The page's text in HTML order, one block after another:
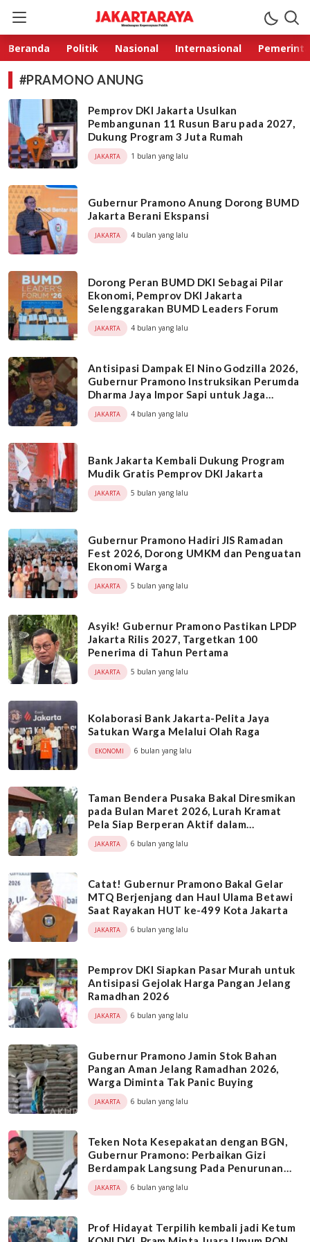
Jakarta Raya
Membangun Kepercayaan Publik
Beranda Politik Nasional Internasional
#PRAMONO ANUNG
Pemprov DKI Jakarta Usulkan
Pembangunan 11 Rusun Baru pada 2027,
Dukung Program 3 Juta Rumah
JAKARTA 1 bulan yang lalu
Gubernur Pramono Anung Dorong BUMD
Jakarta Berani Ekspansi
JAKARTA 4 bulan yang lalu
Dorong Peran BUMD DKI Sebagai Pilar
Ekonomi, Pemprov DKI Jakarta
Selenggarakan BUMD Leaders Forum
JAKARTA 4 bulan yang lalu
Antisipasi Dampak El Nino Godzilla 2026,
Gubernur Pramono Instruksikan Perumda
Dharma Jaya Impor Sapi untuk Jaga
Pasokan Pangan di Jakarta
JAKARTA 4 bulan yang lalu
Bank Jakarta Kembali Dukung Program
Mudik Gratis Pemprov DKI Jakarta
JAKARTA 5 bulan yang lalu
Gubernur Pramono Hadiri JIS Ramadan
Fest 2026, Dorong UMKM dan Penguatan
Ekonomi Warga
JAKARTA 5 bulan yang lalu
Asyik! Gubernur Pramono Pastikan LPDP
Jakarta Rilis 2027, Targetkan 100
Penerima di Tahun Pertama
JAKARTA 5 bulan yang lalu
Kolaborasi Bank Jakarta-Pelita Jaya
Satukan Warga Melalui Olah Raga
EKONOMI 6 bulan yang lalu
Taman Bendera Pusaka Bakal Diresmikan
pada Bulan Maret 2026, Lurah Kramat
Pela Siap Berperan Aktif dalam
Koordinasi Kewilayahan
JAKARTA 6 bulan yang lalu
Catat! Gubernur Pramono Bakal Gelar
MTQ Berjenjang dan Haul Ulama Betawi
Saat Rayakan HUT ke-499 Kota Jakarta
JAKARTA 6 bulan yang lalu
Pemprov DKI Siapkan Pasar Murah untuk
Antisipasi Gejolak Harga Pangan Jelang
Ramadhan 2026
JAKARTA 6 bulan yang lalu
Gubernur Pramono Jamin Stok Bahan
Pangan Aman Jelang Ramadhan 2026,
Warga Diminta Tak Panic Buying
JAKARTA 6 bulan yang lalu
Teken Nota Kesepakatan dengan BGN,
Gubernur Pramono: Perbaikan Gizi
Berdampak Langsung Pada Penurunan
Angka Stunting di Jakarta
JAKARTA 6 bulan yang lalu
Prof Hidayat Terpilih kembali jadi Ketum